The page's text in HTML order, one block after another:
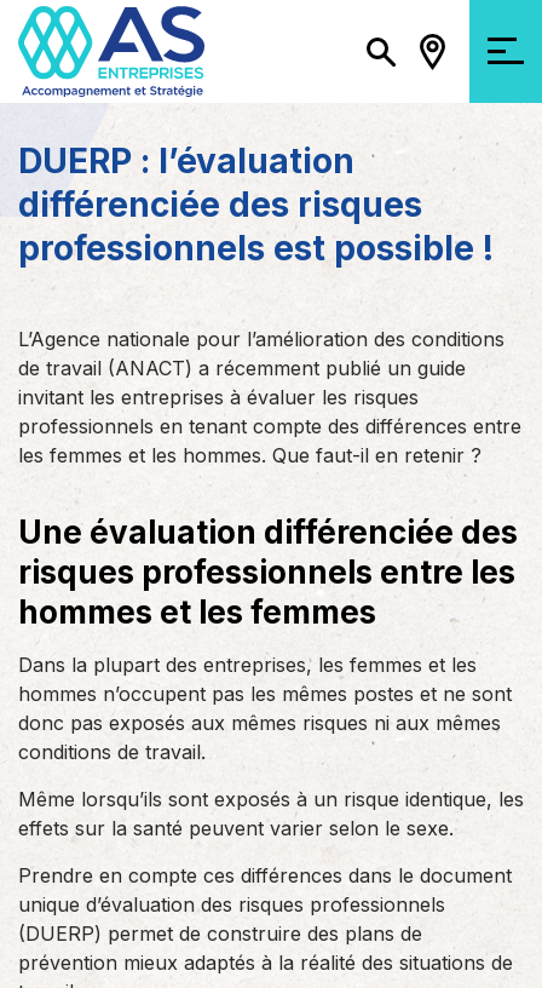
DUERP : l’évaluation
différenciée des risques
professionnels est possible !
L’Agence nationale pour l’amélioration des conditions
de travail (ANACT) a récemment publié un guide
invitant les entreprises à évaluer les risques
professionnels en tenant compte des différences entre
les femmes et les hommes. Que faut-il en retenir ?
Une évaluation différenciée des
risques professionnels entre les
hommes et les femmes
Dans la plupart des entreprises, les femmes et les
hommes n’occupent pas les mêmes postes et ne sont
donc pas exposés aux mêmes risques ni aux mêmes
conditions de travail.
Même lorsqu’ils sont exposés à un risque identique, les
effets sur la santé peuvent varier selon le sexe.
Prendre en compte ces différences dans le document
unique d’évaluation des risques professionnels
(DUERP) permet de construire des plans de
prévention mieux adaptés à la réalité des situations de